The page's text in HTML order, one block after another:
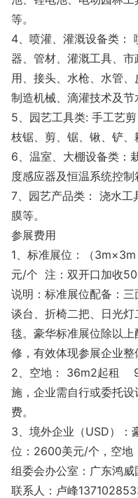
等。
4、喷灌、灌溉设备类：
器、管材、灌溉工具、
用、接头、水枪、水管
制造机械、滴灌技术及节
5、园艺工具类: 手工艺
枝锯、剪、锯、锹、铲、
6、温室、大棚设备类：
度感应器及恒温系统控制
7、园艺产品类： 浇水工
膜等。
参展费用
1、标准展位：（
元/个 注：双开口加收
说明：标准展位配备：
谈台、折椅二把、日光
毯。豪华标准展位除以
修，有效体现参展企业
2、空地： 36m2起租
施，企业需自行或委托
费。
3、境外企业（USD）
位：2600美元/个，空地
组委会办公室：广东鸿
联系人：卢峰